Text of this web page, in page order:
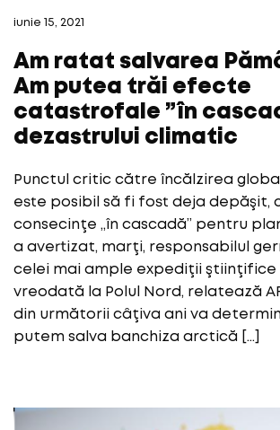
iunie 15, 2021
Am ratat salvarea
Am putea trăi efecte
catastrofale ”în
dezastrului climatic
Punctul critic către încălzirea
este posibil să fi fost deja depăşit,
consecinţe „în cascadă” pentru
a avertizat, marţi, responsabilul
celei mai ample expediţii ştiinţifice
vreodată la Polul Nord, relatează
din următorii câţiva ani va
putem salva banchiza arctică […]